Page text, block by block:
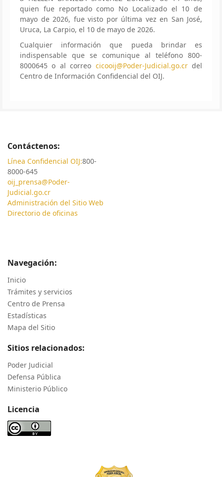
quien fue reportado como No Localizado el 10 de
mayo de 2026, fue visto por última vez en San José,
Uruca, La Carpio, el 10 de mayo de 2026.
Cualquier información que pueda brindar es
indispensable que se comunique al teléfono 800-
8000645 o al correo cicooij@Poder-Judicial.go.crdel
Centro de Información Confidencial del OIJ.
Contáctenos:
Línea Confidencial OIJ:800-
8000-645
oij_prensa@Poder-
Judicial.go.cr
Administración del Sitio Web
Directorio de oficinas
Navegación:
Inicio
Trámites y servicios
Centro de Prensa
Estadísticas
Mapa del Sitio
Sitios relacionados:
Poder Judicial
Defensa Pública
Ministerio Público
Licencia